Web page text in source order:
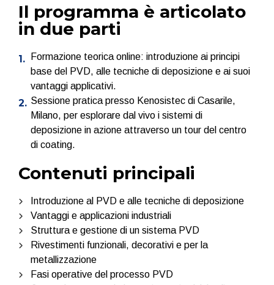
Il programma è articolato
in due parti
Formazione teorica online: introduzione ai principi
base del PVD, alle tecniche di deposizione e ai suoi
vantaggi applicativi.
Sessione pratica presso Kenosistec di Casarile,
Milano, per esplorare dal vivo i sistemi di
deposizione in azione attraverso un tour del centro
di coating.
Contenuti principali
Introduzione al PVD e alle tecniche di deposizione
Vantaggi e applicazioni industriali
Struttura e gestione di un sistema PVD
Rivestimenti funzionali, decorativi e per la
metallizzazione
Fasi operative del processo PVD